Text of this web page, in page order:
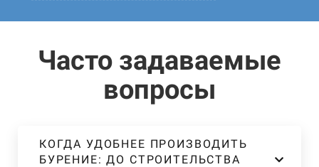
Часто задаваемые
вопросы
КОГДА УДОБНЕЕ ПРОИЗВОДИТЬ
БУРЕНИЕ: ДО СТРОИТЕЛЬСТВА